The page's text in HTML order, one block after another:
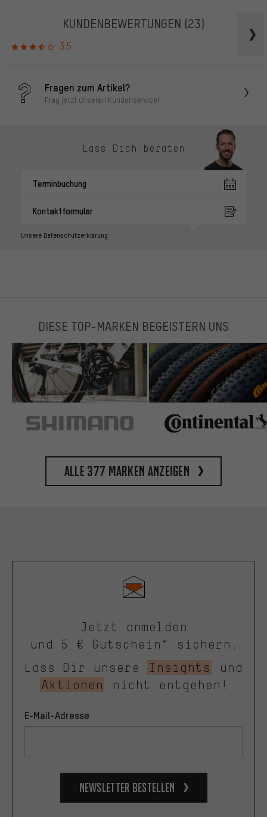
KUNDENBEWERTUNGEN (23)
3.5
Fragen zum Artikel?
Frag jetzt unseren Kundenservice!
Lass Dich beraten
Terminbuchung
Kontaktformular
Unsere Datenschutzerklärung
DIESE TOP-MARKEN BEGEISTERN UNS
Alle 377 Marken anzeigen
Jetzt anmelden
und 5 € Gutschein* sichern.
Lass Dir unsere
Insights
und
Aktionen
nicht entgehen!
E-Mail-Adresse
Newsletter bestellen